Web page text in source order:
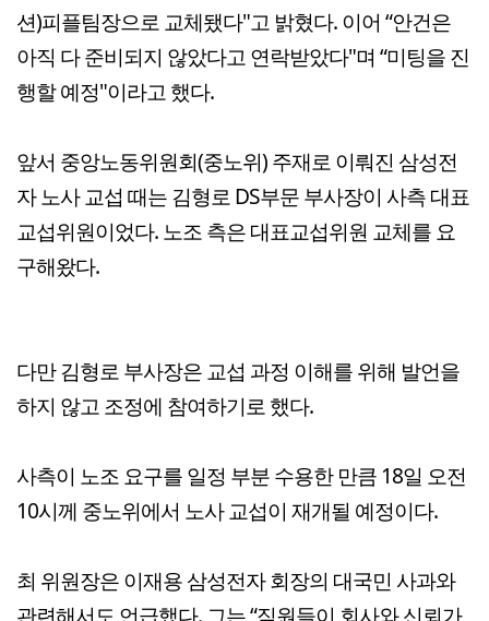
션)피플팀장으로 교체됐다"고 밝혔다. 이어 “안건은
아직 다 준비되지 않았다고 연락받았다"며 “미팅을 진
행할 예정"이라고 했다.
앞서 중앙노동위원회(중노위) 주재로 이뤄진 삼성전
자 노사 교섭 때는 김형로 DS부문 부사장이 사측 대표
교섭위원이었다. 노조 측은 대표교섭위원 교체를 요
구해왔다.
다만 김형로 부사장은 교섭 과정 이해를 위해 발언을
하지 않고 조정에 참여하기로 했다.
사측이 노조 요구를 일정 부분 수용한 만큼 18일 오전
10시께 중노위에서 노사 교섭이 재개될 예정이다.
최 위원장은 이재용 삼성전자 회장의 대국민 사과와